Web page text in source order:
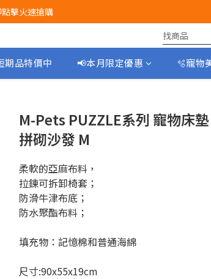
擊火速搶購
擊火速搶購
即按下搶購
砂木薯砂1包
擊火速搶購
期品特價中 📢本月限定優惠 🫧寵物
M-Pets PUZZLE系列 寵物床
拼砌沙發 M
柔軟的亞麻布料，
拉鍊可拆卸椅套；
防滑牛津布底；
防水聚酯布料；
填充物：記憶棉和普通海綿
尺寸:90x55x19cm